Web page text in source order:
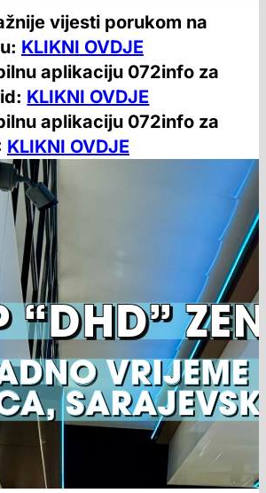
vijesti porukom na
KLIKNI OVDJE
aplikaciju 072info za
KLIKNI OVDJE
aplikaciju 072info za
KLIKNI OVDJE